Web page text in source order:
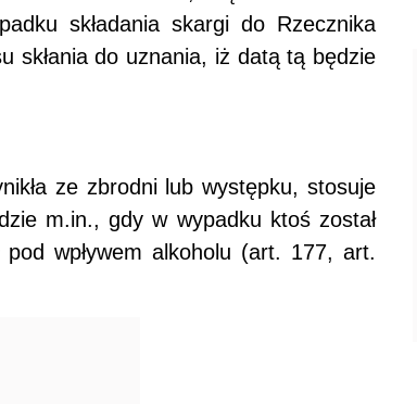
składania skargi do Rzecznika
skłania do uznania, iż datą tą będzie
ze zbrodni lub występku, stosuje
m.in., gdy w wypadku ktoś został
wpływem alkoholu (art. 177, art.